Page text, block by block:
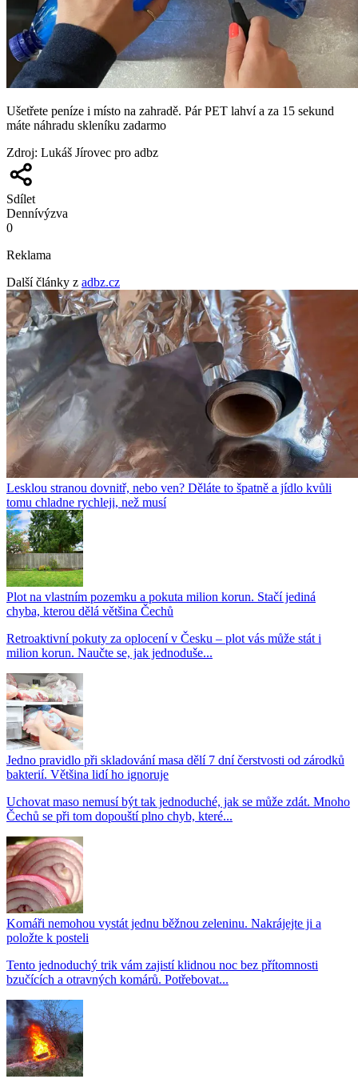
Ušetřete peníze i místo na zahradě. Pár PET lahví a za 15 sekund
máte náhradu skleníku zadarmo
Zdroj: Lukáš Jírovec pro adbz
Sdílet
Dennívýzva
0
Reklama
Další články z adbz.cz
Lesklou stranou dovnitř, nebo ven? Děláte to špatně a jídlo kvůli
tomu chladne rychleji, než musí
Plot na vlastním pozemku a pokuta milion korun. Stačí jediná
chyba, kterou dělá většina Čechů
Retroaktivní pokuty za oplocení v Česku – plot vás může stát i
milion korun. Naučte se, jak jednoduše...
Jedno pravidlo při skladování masa dělí 7 dní čerstvosti od zárodků
bakterií. Většina lidí ho ignoruje
Uchovat maso nemusí být tak jednoduché, jak se může zdát. Mnoho
Čechů se při tom dopouští plno chyb, které...
Komáři nemohou vystát jednu běžnou zeleninu. Nakrájejte ji a
položte k posteli
Tento jednoduchý trik vám zajistí klidnou noc bez přítomnosti
bzučících a otravných komárů. Potřebovat...